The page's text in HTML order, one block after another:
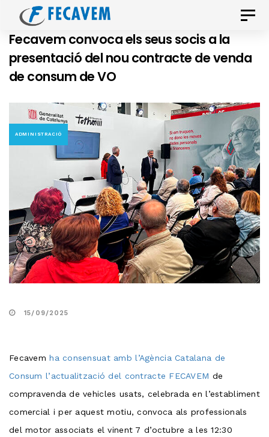
Skip
links
primary
navigation
Skip
content
Toggle
Fecavem convoca els seus socis a la
presentació del nou contracte de venda
de consum de VO
ADMINISTRACIÓ
15/09/2025
Fecavemha consensuat amb l’Agència Catalana de
Consum l’actualització del contracte FECAVEM de
compravenda de vehicles usats, celebrada en l’establiment
comercial i per aquest motiu, convoca als professionals
del motor associats el vinent 7 d’octubre a les 12:30